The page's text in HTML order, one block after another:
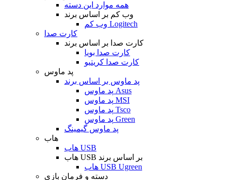
همه موارد این دسته
وب کم بر اساس برند
وب کم Logitech
کارت صدا
کارت صدا بر اساس برند
کارت صدا بویا
کارت صدا کریتیو
پد ماوس
پد ماوس بر اساس برند
پد ماوس Asus
پد ماوس MSI
پد ماوس Tsco
پد ماوس Green
پد ماوس گیمینگ
هاب
هاب USB
هاب USB بر اساس برند
هاب USB Ugreen
دسته و فرمان بازی